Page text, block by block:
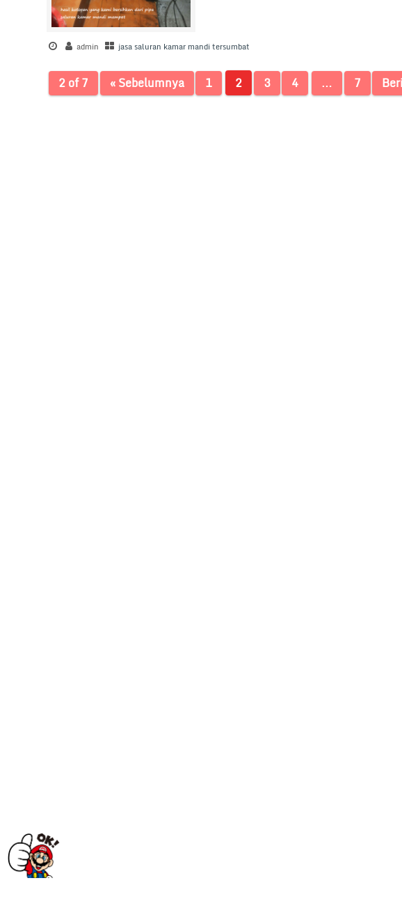
admin jasa saluran kamar mandi tersumbat
2 of 7 « Sebelumnya 1 2 3 4 … 7